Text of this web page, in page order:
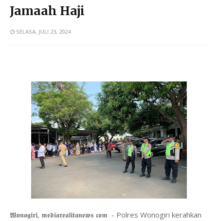
Jamaah Haji
SELASA, JULI 23, 2024
𝖂𝖔𝖓𝖔𝖌𝖎𝖗𝖎, 𝖒𝖊𝖉𝖎𝖆𝖗𝖊𝖆𝖑𝖎𝖙𝖆𝖓𝖊𝖜𝖘 𝖈𝖔𝖒 - Polres Wonogiri kerahkan